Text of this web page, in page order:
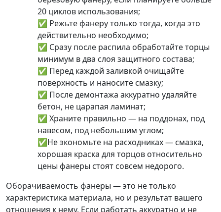
20 циклов использования;
✅ Режьте фанеру только тогда, когда это
действительно необходимо;
✅ Сразу после распила обработайте торцы
минимум в два слоя защитного состава;
✅ Перед каждой заливкой очищайте
поверхность и наносите смазку;
✅ После демонтажа аккуратно удаляйте
бетон, не царапая ламинат;
✅ Храните правильно — на поддонах, под
навесом, под небольшим углом;
✅Не экономьте на расходниках — смазка,
хорошая краска для торцов относительно
цены фанеры стоят совсем недорого.
Оборачиваемость фанеры — это не только
характеристика материала, но и результат вашего
отношения к нему. Если работать аккуратно и не